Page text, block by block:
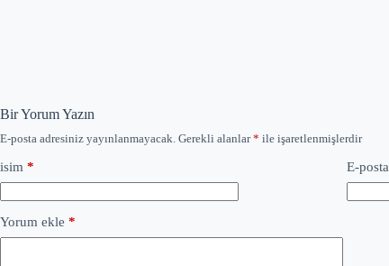
Bir Yorum Yazın
E-posta adresiniz yayınlanmayacak. Gerekli alanlar* ile işaretlenmişlerdir
isim * E-posta
Yorum ekle *